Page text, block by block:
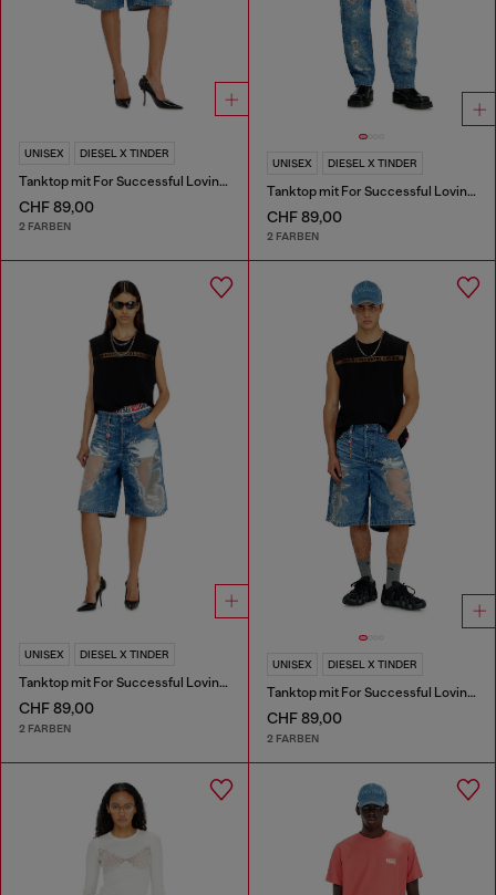
UNISEX DIESEL X TINDER
Tanktop mit For Successful Loving Logo
CHF 89,00
2 FARBEN
UNISEX DIESEL X TINDER
Tanktop mit For Successful Loving Logo
CHF 89,00
2 FARBEN
UNISEX DIESEL X TINDER
Tanktop mit For Successful Loving Logo
CHF 89,00
2 FARBEN
UNISEX DIESEL X TINDER
Tanktop mit For Successful Loving Logo
CHF 89,00
2 FARBEN